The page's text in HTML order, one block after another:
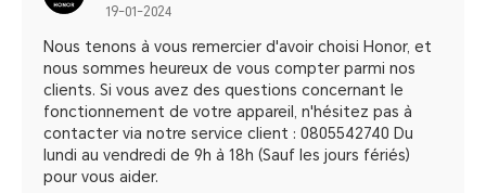
19-01-2024
Nous tenons à vous remercier d'avoir choisi Honor, et
nous sommes heureux de vous compter parmi nos
clients. Si vous avez des questions concernant le
fonctionnement de votre appareil, n'hésitez pas à
contacter via notre service client : 0805542740 Du
lundi au vendredi de 9h à 18h (Sauf les jours fériés)
pour vous aider.